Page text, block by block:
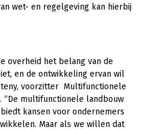
wet- en regelgeving kan hierbij
overheid het belang van de
en de ontwikkeling ervan wil
voorzitter Multifunctionele
“De multifunctionele landbouw
kansen voor ondernemers
Maar als we willen dat